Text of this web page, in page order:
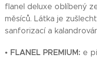
flanel deluxe oblíbený
měsíců. Látka je
sanforizací a
• FLANEL PREMIUM: e